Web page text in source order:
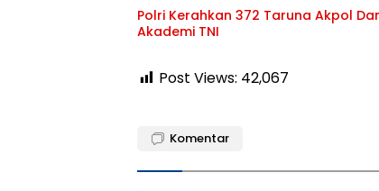
Polri Kerahkan 372 Taruna Akpol
Akademi TNI
Post Views: 42,067
Komentar